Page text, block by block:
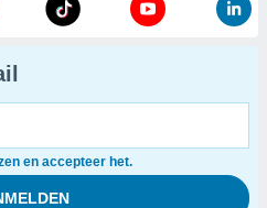
en accepteer het.